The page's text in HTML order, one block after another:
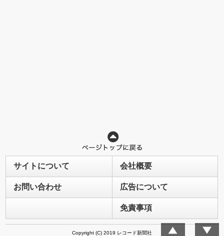
サイトについて 会社概要
お問い合わせ 広告について
免責事項
Copyright (C) 2019 レコード新聞社